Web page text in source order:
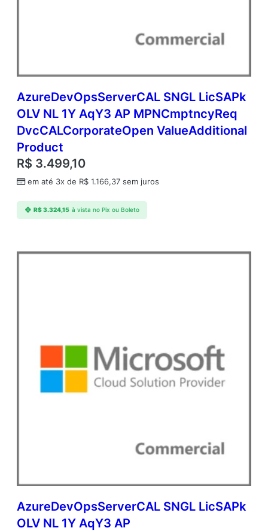
AzureDevOpsServerCAL SNGL LicSAPk
OLV NL 1Y AqY3 AP MPNCmptncyReq
DvcCALCorporateOpen ValueAdditional
Product
R$ 3.499,10
em até 3x de R$ 1.166,37 sem juros
R$3.324,15 à vista no Pix ou Boleto
AzureDevOpsServerCAL SNGL LicSAPk
OLV NL 1Y AqY3 AP